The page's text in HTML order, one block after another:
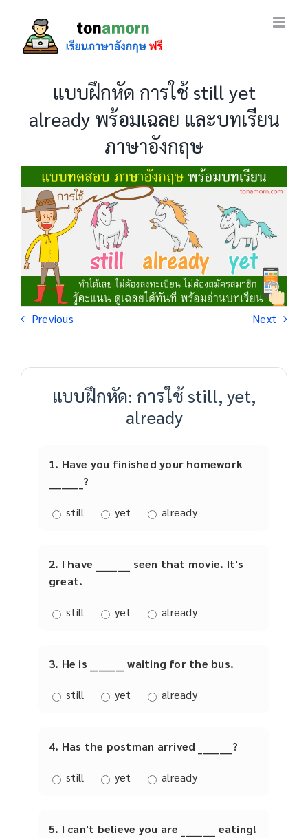
content
แบบฝึกหัด การใช้ still yet
already พร้อมเฉลย และบทเรียน
ภาษาอังกฤษ
Previous Next
แบบฝึกหัด: การใช้ still, yet,
already
1. Have you finished your homework
________?
still yet already
2. I have ________ seen that movie. It's
great.
still yet already
3. He is ________ waiting for the bus.
still yet already
4. Has the postman arrived ________?
still yet already
5. I can't believe you are ________ eating!